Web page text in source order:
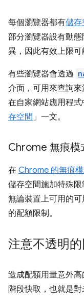
每個瀏覽器都有儲存
部分瀏覽器設有動
異，因此有效上限可
有些瀏覽器會透過
介面，可用來查詢
在自家網站應用程式
存空間 」一文。
Chrome 無痕模
在 Chrome 的無痕
儲存空間施加特殊
無論裝置上可用的
的配額限制。
注意不透明的
造成配額用量意外
階段快取，也就是